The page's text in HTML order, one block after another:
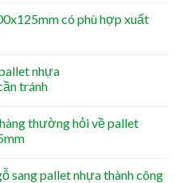
có phù hợp xuất
nhựa
tránh
thường hỏi về pallet
sang pallet nhựa thành công